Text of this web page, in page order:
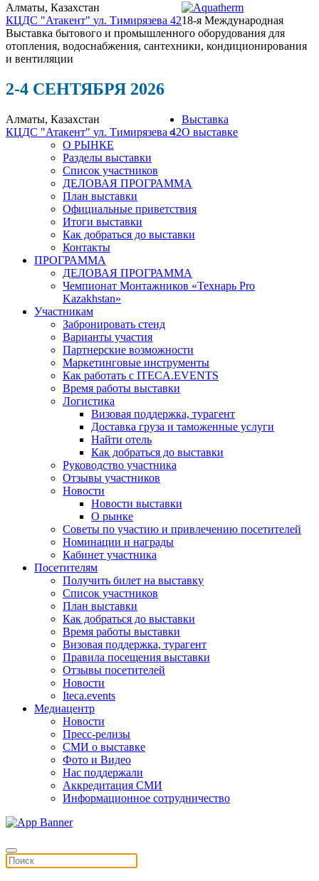
Алматы, Казахстан
КЦДС "Атакент" ул. Тимирязева 4218-я Международная
Выставка бытового и промышленного оборудования для
отопления, водоснабжения, сантехники, кондиционирования
и вентиляции
2-4 СЕНТЯБРЯ 2026
Алматы, Казахстан
КЦДС "Атакент" ул. Тимирязева 42
Выставка
О выставке
О РЫНКЕ
Разделы выставки
Список участников
ДЕЛОВАЯ ПРОГРАММА
План выставки
Официальные приветствия
Итоги выставки
Как добраться до выставки
Контакты
ПРОГРАММА
ДЕЛОВАЯ ПРОГРАММА
Чемпионат Монтажников «Технарь Pro
Kazakhstan»
Участникам
Забронировать стенд
Варианты участия
Партнерские возможности
Маркетинговые инструменты
Как работать с ITECA.EVENTS
Время работы выставки
Логистика
Визовая поддержка, турагент
Доставка груза и таможенные услуги
Найти отель
Как добраться до выставки
Руководство участника
Отзывы участников
Новости
Новости выставки
О рынке
Советы по участию и привлечению посетителей
Номинации и награды
Кабинет участника
Посетителям
Получить билет на выставку
Список участников
План выставки
Как добраться до выставки
Время работы выставки
Визовая поддержка, турагент
Правила посещения выставки
Отзывы посетителей
Новости
Iteca.events
Медиацентр
Новости
Пресс-релизы
СМИ о выставке
Фото и Видео
Нас поддержали
Аккредитация СМИ
Информационное сотрудничество